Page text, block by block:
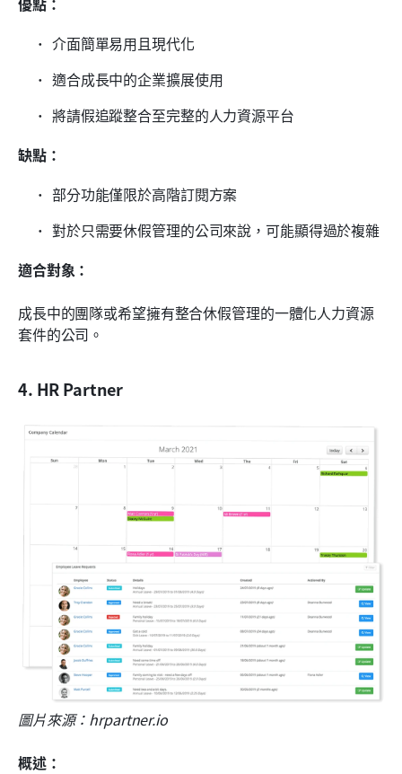
介面簡單易用且現代化
適合成長中的企業擴展使用
將請假追蹤整合至完整的人力資源平台
缺點：
部分功能僅限於高階訂閱方案
對於只需要休假管理的公司來說，可能顯得過於複雜
適合對象：
成長中的團隊或希望擁有整合休假管理的一體化人力資源
套件的公司。
4. HR Partner
圖片來源：hrpartner.io
概述：